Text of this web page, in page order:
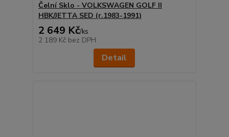
Čelní Sklo - VOLKSWAGEN GOLF II
HBK/JETTA SED (r.1983-1991)
2 649 Kč/ks
2 189 Kč bez DPH
Detail